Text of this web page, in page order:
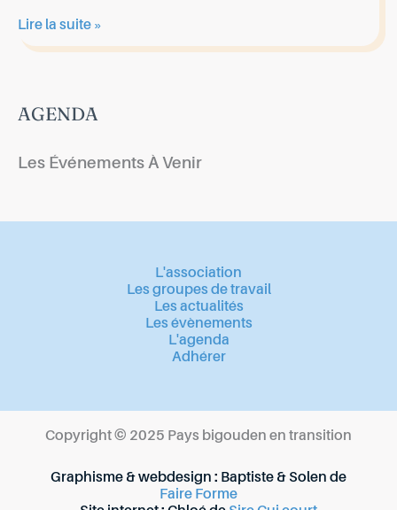
ENQUÊTE
ALIMENTATION
Lire la suite »
AGENDA
Les Événements À Venir
L'association
Les groupes de travail
Les actualités
Les évènements
L'agenda
Adhérer
Copyright © 2025 Pays bigouden en transition
Graphisme & webdesign : Baptiste & Solen de
Faire Forme